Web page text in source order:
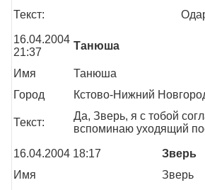
Текст:
16.04.2004
21:37
Танюша
Имя
Танюша
Город
Кстово-Нижний
Текст:
Да, Зверь, я с тобой
вспоминаю уходящий
16.04.2004 18:17
Зверь
Имя
Зверь